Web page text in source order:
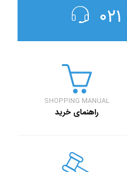
SHOPPING MANUAL
راهنمای خرید